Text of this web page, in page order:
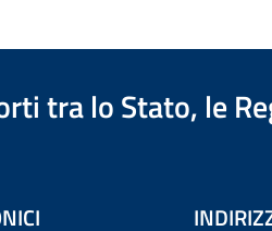
tra lo Stato, le